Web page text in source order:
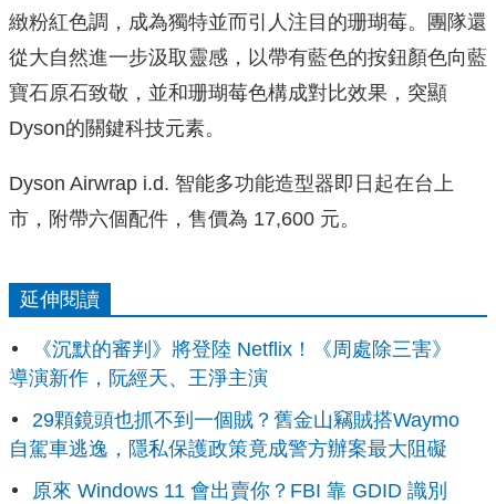
緻粉紅色調，成為獨特並而引人注目的珊瑚莓。團隊還
從大自然進一步汲取靈感，以帶有藍色的按鈕顏色向藍
寶石原石致敬，並和珊瑚莓色構成對比效果，突顯
Dyson的關鍵科技元素。
Dyson Airwrap i.d. 智能多功能造型器即日起在台上
市，附帶六個配件，售價為 17,600 元。
延伸閱讀
《沉默的審判》將登陸 Netflix！《周處除三害》
導演新作，阮經天、王淨主演
29顆鏡頭也抓不到一個賊？舊金山竊賊搭Waymo
自駕車逃逸，隱私保護政策竟成警方辦案最大阻礙
原來 Windows 11 會出賣你？FBI 靠 GDID 識別